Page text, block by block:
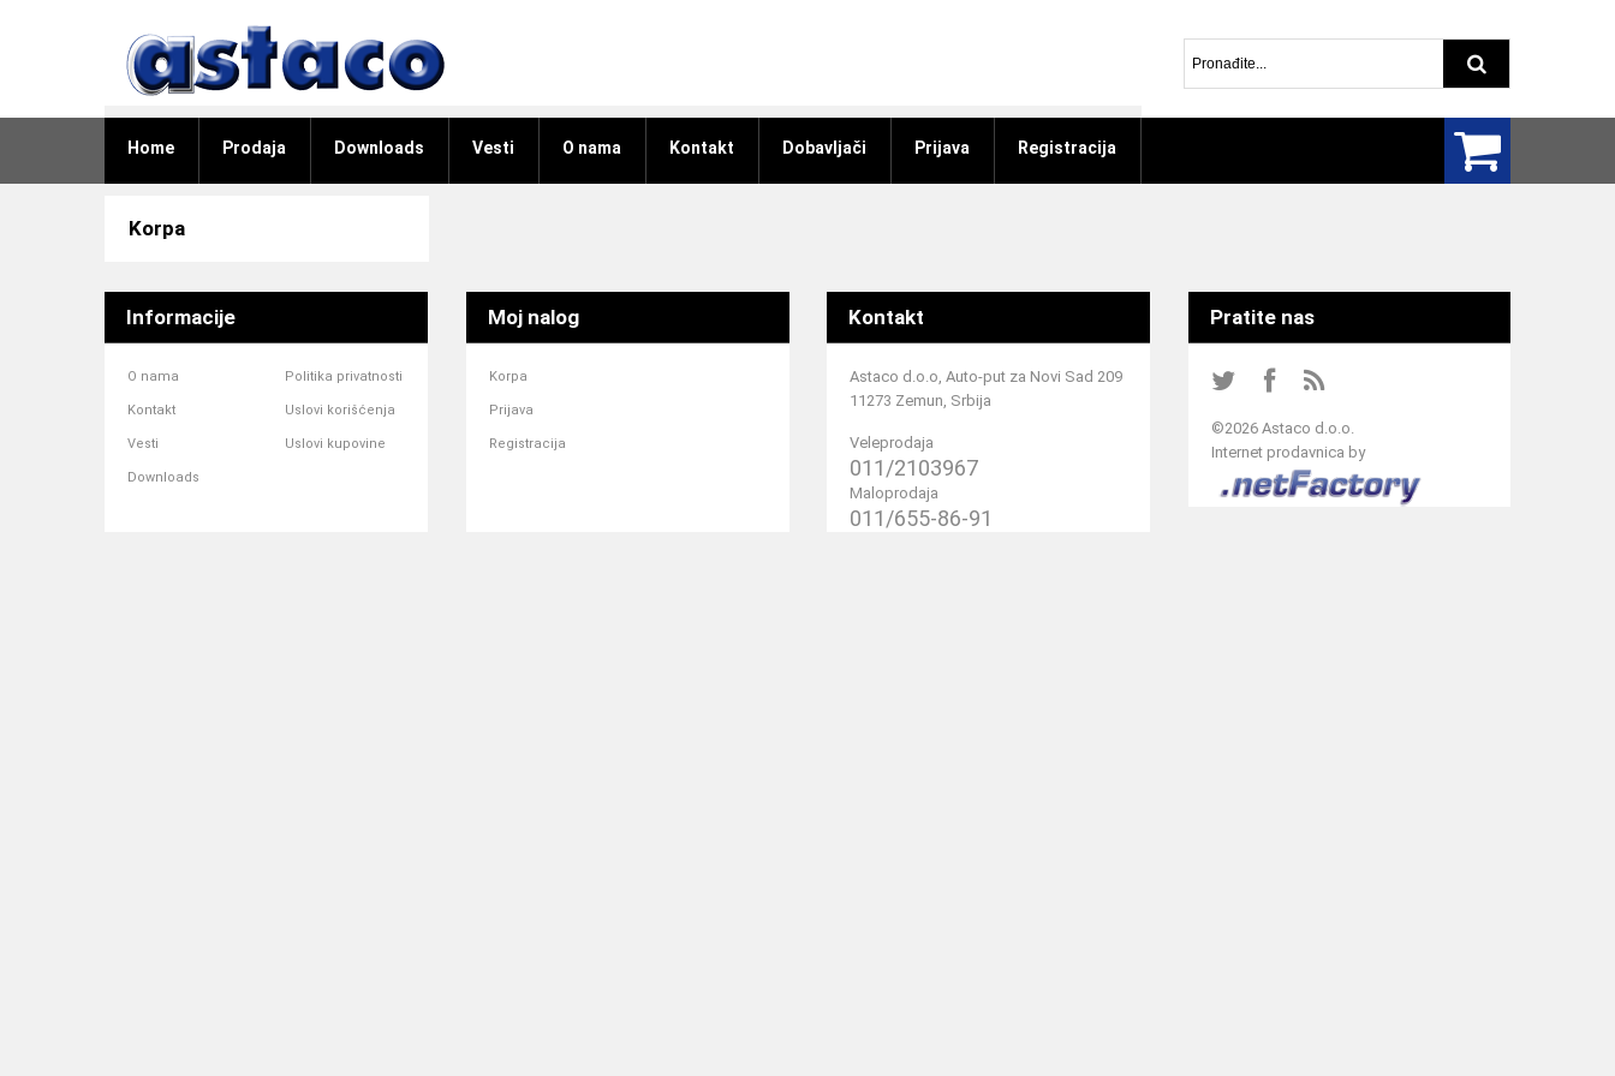
Pretraga
Home Prodaja Downloads Vesti O nama Kontakt Dobavljači Prijava Registracija
Korpa
Informacije
O nama
Kontakt
Vesti
Downloads
Politika privatnosti
Uslovi korišćenja
Uslovi kupovine
Moj nalog
Korpa
Prijava
Registracija
Kontakt
Astaco d.o.o, Auto-put za Novi Sad 209
11273 Zemun, Srbija
Veleprodaja
011/2103967
Maloprodaja
011/655-86-91
Pratite nas
©2026 Astaco d.o.o.
Internet prodavnica by